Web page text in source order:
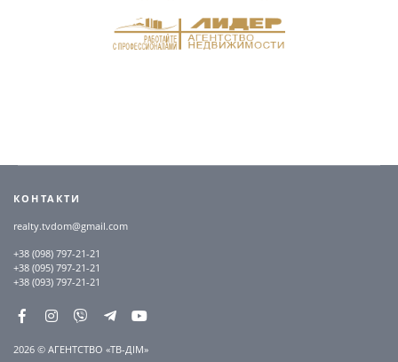
КОНТАКТИ
realty.tvdom@gmail.com
+38 (098) 797-21-21
+38 (095) 797-21-21
+38 (093) 797-21-21
2026 © АГЕНТСТВО «ТВ-ДІМ»